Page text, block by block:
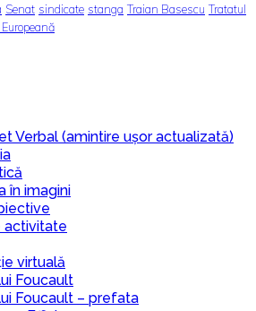
Senat sindicate stanga Traian Basescu Tratatul
Verbal (amintire ușor actualizată)
în imagini
activitate
virtuală
Foucault
Foucault – prefata